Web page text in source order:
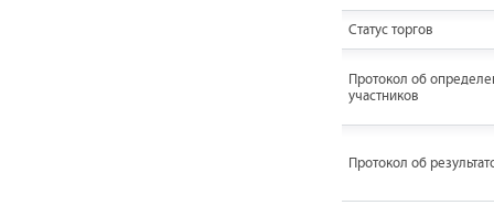
Статус торгов
Протокол об
участников
Протокол об